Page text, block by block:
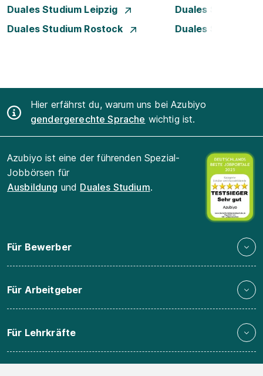
Duales Studium Leipzig
Duales Studium
Duales Studium Rostock
Duales Studium
Hier erfährst du, warum uns bei Azubiyo
gendergerechte Sprache wichtig ist.
Azubiyo ist eine der führenden Spezial-
Jobbörsen für
Ausbildung und Duales Studium.
Für Bewerber
Für Arbeitgeber
Für Lehrkräfte